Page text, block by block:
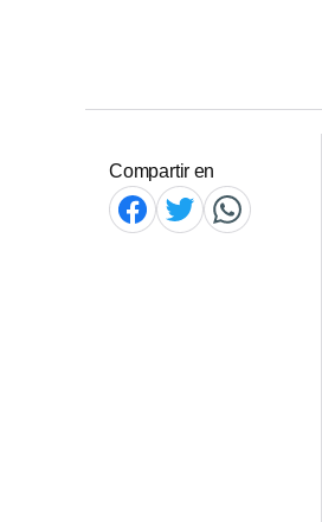
Compartir en